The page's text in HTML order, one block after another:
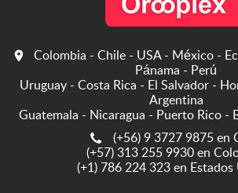
Colombia - Chile - USA - México -
Pánama - Perú
Uruguay - Costa Rica - El Salvador -
Argentina
Guatemala - Nicaragua - Puerto Rico -
(+56) 9 3727 9875 en
(+57) 313 255 9930 en
(+1) 786 224 323 en Estados